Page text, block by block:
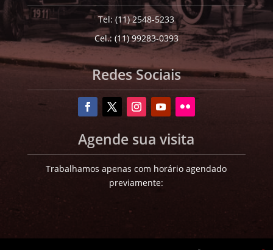
Tel: (11) 2548-5233
Cel.: (11) 99283-0393
Redes Sociais
Agende sua visita
Trabalhamos apenas com horário agendado
previamente: